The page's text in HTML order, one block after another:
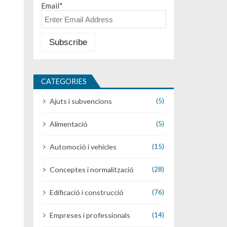
Email*
CATEGORIES
Ajuts i subvencions (5)
Alimentació (5)
Automoció i vehicles (15)
Conceptes i normalització (28)
Edificació i construcció (76)
Empreses i professionals (14)